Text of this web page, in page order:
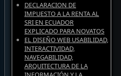
DECLARACION DE
IMPUESTO A LA RENTA AL
SRI EN ECUADOR
EXPLICADO PARA NOVATOS
EL DISEÑO WEB USABILIDAD,
INTERACTIVIDAD,
NAVEGABILIDAD,
ARQUITECTURA DE LA